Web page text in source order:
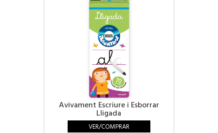
Avivament Escriure i Esborrar
Lligada
VER/COMPRAR